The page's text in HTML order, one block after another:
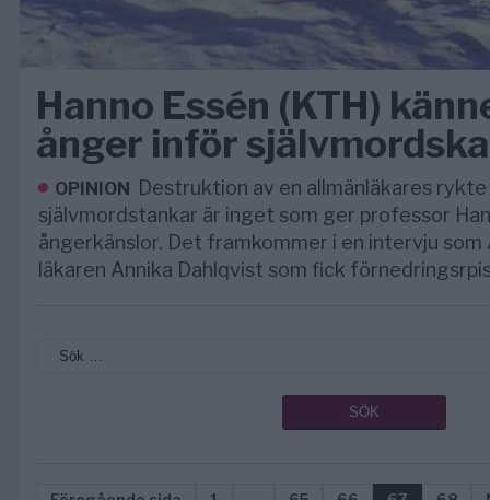
Hanno Essén (KTH)
ånger inför
OPINION Destruktion av en allmänläkares
självmordstankar är inget som ger professor
ångerkänslor. Det framkommer i en intervju
läkaren Annika Dahlqvist som fick